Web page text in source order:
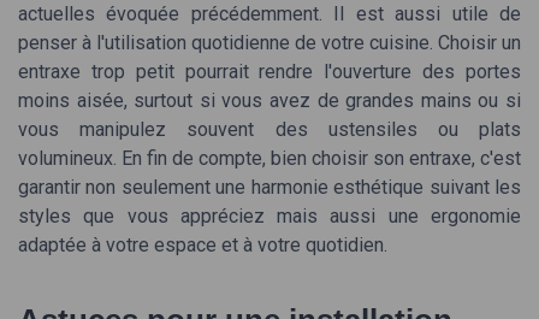
actuelles évoquée précédemment. Il est aussi utile de
penser à l'utilisation quotidienne de votre cuisine. Choisir un
entraxe trop petit pourrait rendre l'ouverture des portes
moins aisée, surtout si vous avez de grandes mains ou si
vous manipulez souvent des ustensiles ou plats
volumineux. En fin de compte, bien choisir son entraxe, c'est
garantir non seulement une harmonie esthétique suivant les
styles que vous appréciez mais aussi une ergonomie
adaptée à votre espace et à votre quotidien.